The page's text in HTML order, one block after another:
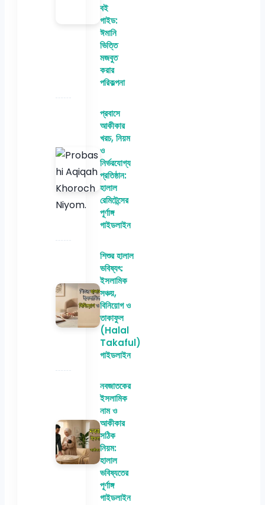
বই
গাইড:
ঈমানি
ভিত্তি
মজবুত
করার
পরিকল্পনা
প্রবাসে
আকীকার
খরচ, নিয়ম
ও
নির্ভরযোগ্য
প্রতিষ্ঠান:
হালাল
রেমিটেন্সের
পূর্ণাঙ্গ
গাইডলাইন
শিশুর হালাল
ভবিষ্যৎ:
ইসলামিক
সঞ্চয়,
বিনিয়োগ ও
তাকাফুল
(Halal
Takaful)
গাইডলাইন
নবজাতকের
ইসলামিক
নাম ও
আকীকার
সঠিক
নিয়ম:
হালাল
ভবিষ্যতের
পূর্ণাঙ্গ
গাইডলাইন